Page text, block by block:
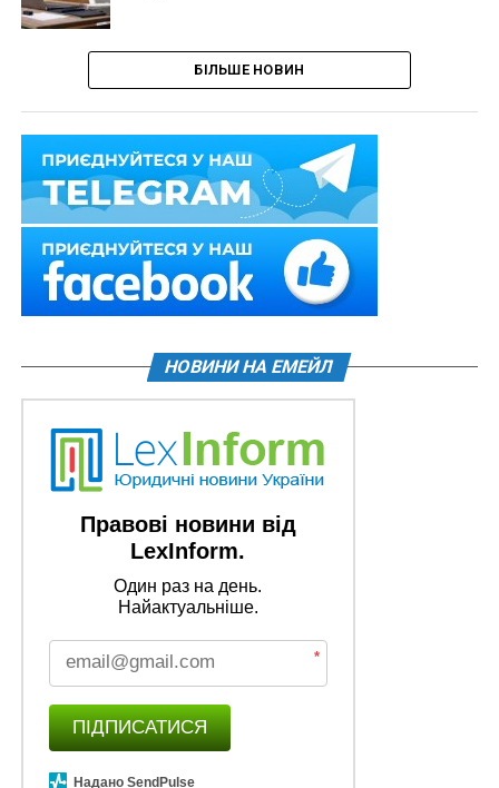
БІЛЬШЕ НОВИН
НОВИНИ НА ЕМЕЙЛ
Правові новини від
LexInform.
Один раз на день.
Найактуальніше.
*
ПІДПИСАТИСЯ
Надано SendPulse